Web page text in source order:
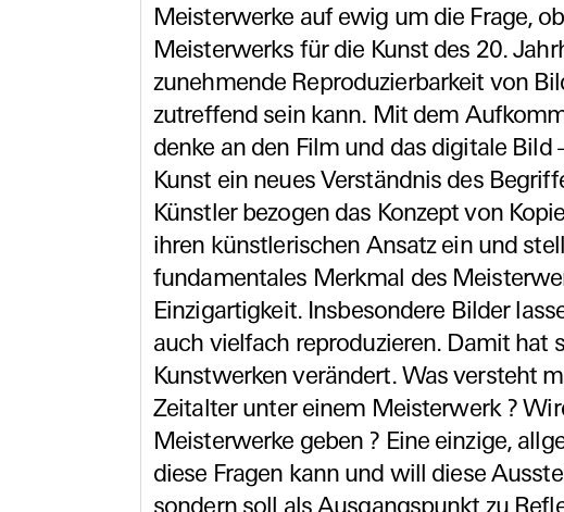
Meisterwerke auf ewig um die Frage,
Meisterwerks für die Kunst des 20.
zunehmende Reproduzierbarkeit von
zutreffend sein kann. Mit dem
denke an den Film und das digitale Bild
Kunst ein neues Verständnis des
Künstler bezogen das Konzept von
ihren künstlerischen Ansatz ein und
fundamentales Merkmal des
Einzigartigkeit. Insbesondere Bilder
auch vielfach reproduzieren. Damit hat
Kunstwerken verändert. Was versteht
Zeitalter unter einem Meisterwerk ?
Meisterwerke geben ? Eine einzige,
diese Fragen kann und will diese